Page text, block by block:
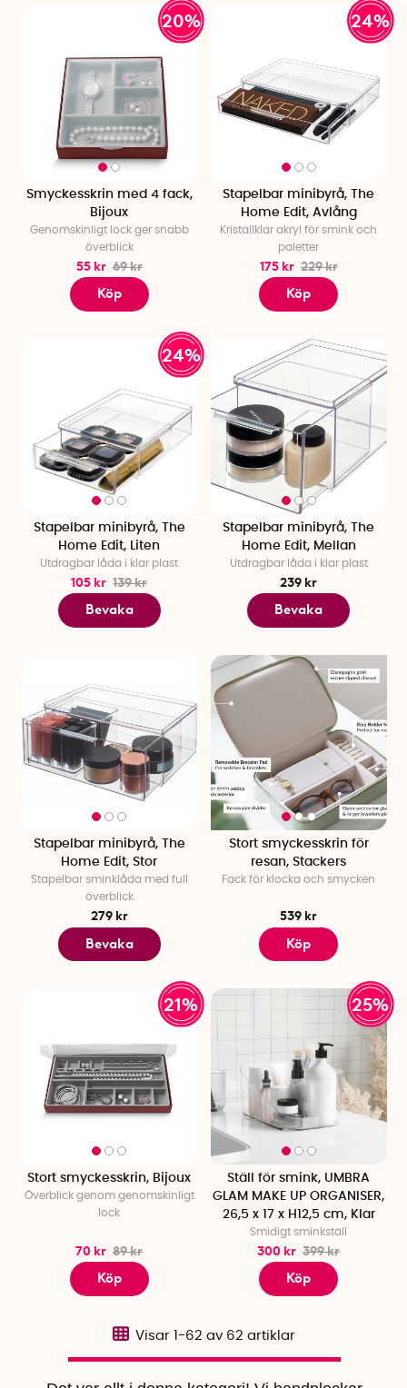
20%
Smyckesskrin med 4 fack,
Bijoux
Genomskinligt lock ger snabb
överblick
55 kr 69 kr
Köp
24%
Stapelbar minibyrå, The
Home Edit, Avlång
Kristallklar akryl för smink och
paletter
175 kr 229 kr
Köp
24%
Stapelbar minibyrå, The
Home Edit, Liten
Utdragbar låda i klar plast
105 kr 139 kr
Bevaka
Stapelbar minibyrå, The
Home Edit, Mellan
Utdragbar låda i klar plast
239 kr
Bevaka
Stapelbar minibyrå, The
Home Edit, Stor
Stapelbar sminklåda med full
överblick
279 kr
Bevaka
Stort smyckesskrin för
resan, Stackers
Fack för klocka och smycken
539 kr
Köp
21%
Stort smyckesskrin, Bijoux
Överblick genom genomskinligt
lock
70 kr 89 kr
Köp
25%
Ställ för smink, UMBRA
GLAM MAKE UP ORGANISER,
26,5 x 17 x H12,5 cm, Klar
Smidigt sminkställ
300 kr 399 kr
Köp
Visar 1-62 av 62 artiklar